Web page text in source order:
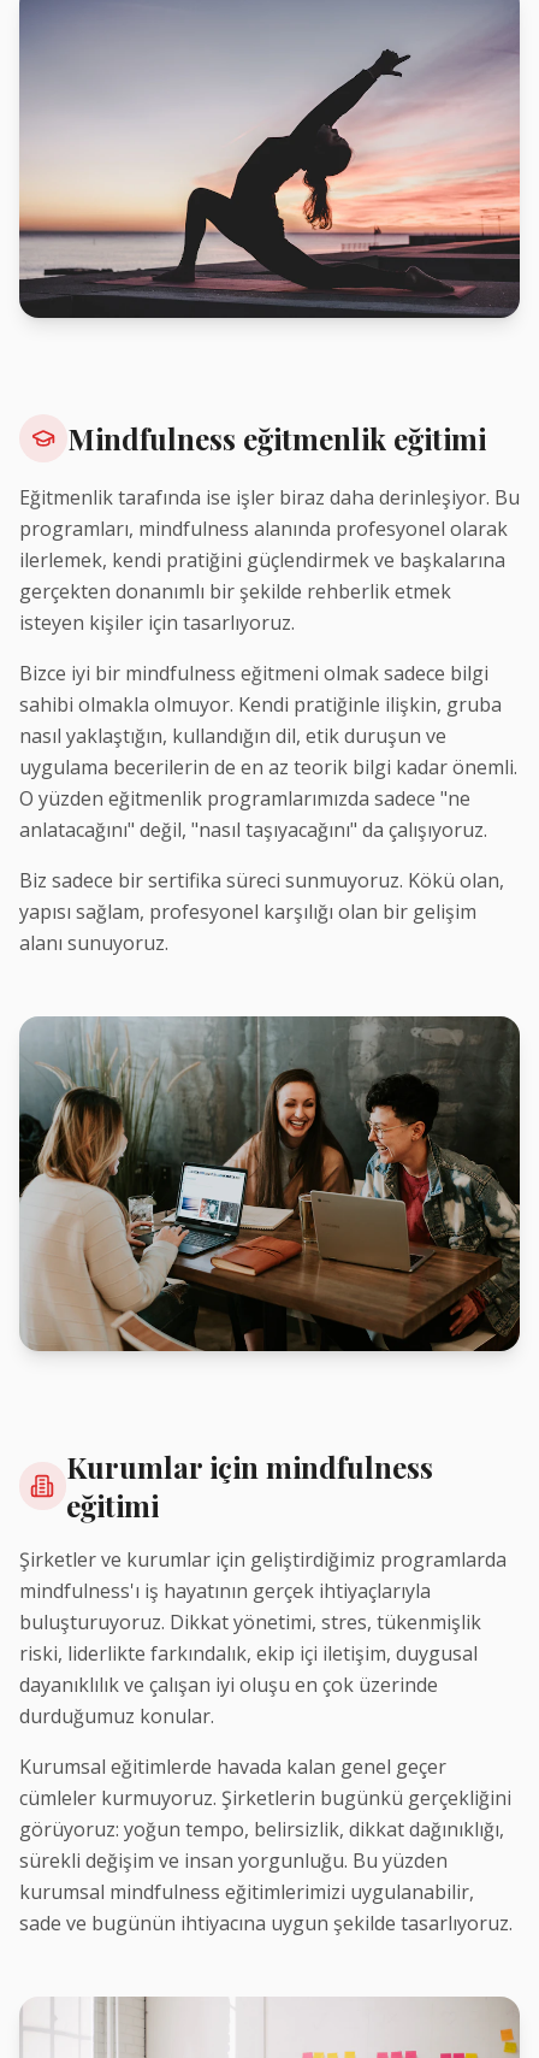
Mindfulness eğitmenlik eğitimi
Eğitmenlik tarafında ise işler biraz daha derinleşiyor. Bu
programları, mindfulness alanında profesyonel olarak
ilerlemek, kendi pratiğini güçlendirmek ve başkalarına
gerçekten donanımlı bir şekilde rehberlik etmek
isteyen kişiler için tasarlıyoruz.
Bizce iyi bir mindfulness eğitmeni olmak sadece bilgi
sahibi olmakla olmuyor. Kendi pratiğinle ilişkin, gruba
nasıl yaklaştığın, kullandığın dil, etik duruşun ve
uygulama becerilerin de en az teorik bilgi kadar önemli.
O yüzden eğitmenlik programlarımızda sadece "ne
anlatacağını" değil, "nasıl taşıyacağını" da çalışıyoruz.
Biz sadece bir sertifika süreci sunmuyoruz. Kökü olan,
yapısı sağlam, profesyonel karşılığı olan bir gelişim
alanı sunuyoruz.
Kurumlar için mindfulness
eğitimi
Şirketler ve kurumlar için geliştirdiğimiz programlarda
mindfulness'ı iş hayatının gerçek ihtiyaçlarıyla
buluşturuyoruz. Dikkat yönetimi, stres, tükenmişlik
riski, liderlikte farkındalık, ekip içi iletişim, duygusal
dayanıklılık ve çalışan iyi oluşu en çok üzerinde
durduğumuz konular.
Kurumsal eğitimlerde havada kalan genel geçer
cümleler kurmuyoruz. Şirketlerin bugünkü gerçekliğini
görüyoruz: yoğun tempo, belirsizlik, dikkat dağınıklığı,
sürekli değişim ve insan yorgunluğu. Bu yüzden
kurumsal mindfulness eğitimlerimizi uygulanabilir,
sade ve bugünün ihtiyacına uygun şekilde tasarlıyoruz.